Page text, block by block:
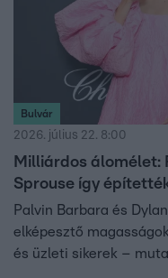
Bulvár
2026. július 22. 8:00
Milliárdos álomélet:
Sprouse így
Palvin Barbara és
elképesztő
és üzleti sikerek –